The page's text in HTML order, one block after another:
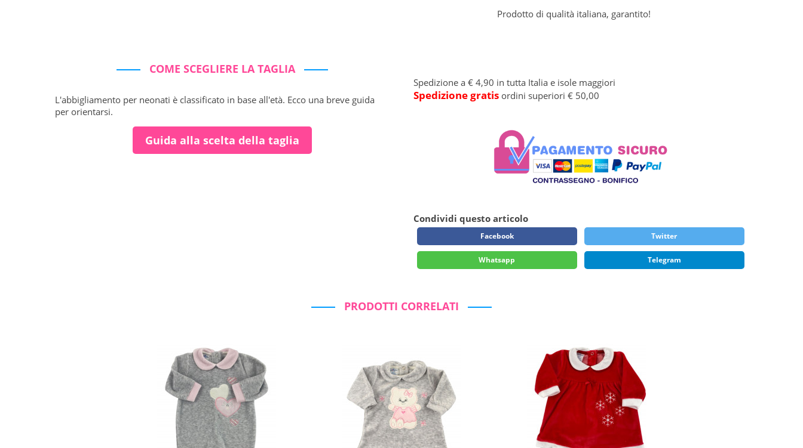
Prodotto di qualità italiana, garantito!
COME SCEGLIERE LA TAGLIA
L'abbigliamento per neonati è classificato in base all'età. Ecco una breve guida
per orientarsi.
Guida alla scelta della taglia
Spedizione a € 4,90 in tutta Italia e isole maggiori
Spedizione gratis ordini superiori € 50,00
Condividi questo articolo
Facebook Twitter
Whatsapp Telegram
PRODOTTI CORRELATI